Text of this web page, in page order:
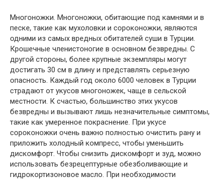
Многоножки. Многоножки, обитающие под камнями и в
песке, такие как мухоловки и сороконожки, являются
одними из самых вредных обитателей суши в Турции.
Крошечные членистоногие в основном безвредны. С
другой стороны, более крупные экземпляры могут
достигать 30 см в длину и представлять серьезную
опасность. Каждый год около 6000 человек в Турции
страдают от укусов многоножек, чаще в сельской
местности. К счастью, большинство этих укусов
безвредны и вызывают лишь незначительные симптомы,
такие как умеренное покраснение. При укусе
сороконожки очень важно полностью очистить рану и
приложить холодный компресс, чтобы уменьшить
дискомфорт. Чтобы снизить дискомфорт и зуд, можно
использовать безрецептурные обезболивающие и
гидрокортизоновое масло. При необходимости